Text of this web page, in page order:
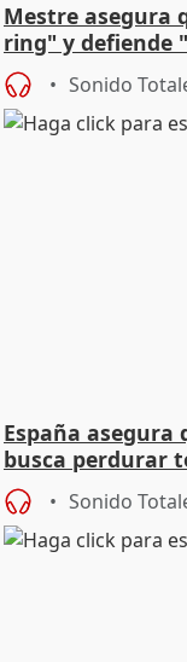
Mestre asegura
ring" y defiende
Sonido
España asegura
busca perdurar
Sonido